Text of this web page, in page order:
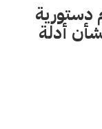
بشأن أدلة